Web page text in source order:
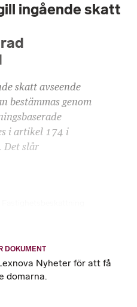
ingående skatt
skatt avseende
bestämmas genom
i artikel 174 i
Det slår
DOKUMENT
Nyheter för att få
domarna.